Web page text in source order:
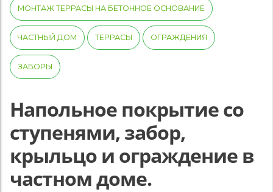
МОНТАЖ ТЕРРАСЫ НА БЕТОННОЕ ОСНОВАНИЕ
ЧАСТНЫЙ ДОМ ТЕРРАСЫ ОГРАЖДЕНИЯ
ЗАБОРЫ
Напольное покрытие со
ступенями, забор,
крыльцо и ограждение в
частном доме.